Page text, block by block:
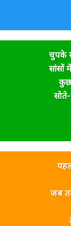
चुपके
सांसों
कुछ
जब